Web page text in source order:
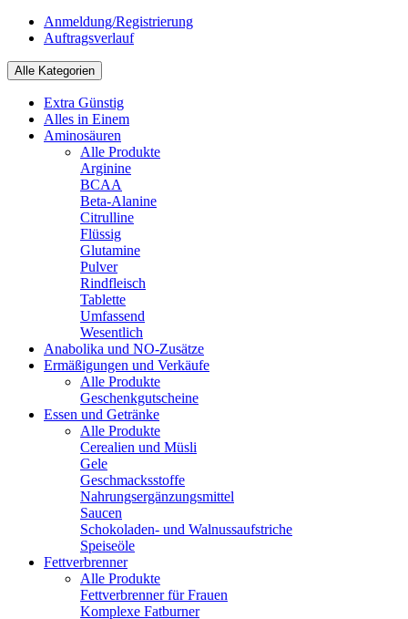
Anmeldung/Registrierung
Auftragsverlauf
Alle Kategorien
Extra Günstig
Alles in Einem
Aminosäuren
Alle Produkte
Arginine
BCAA
Beta-Alanine
Citrulline
Flüssig
Glutamine
Pulver
Rindfleisch
Tablette
Umfassend
Wesentlich
Anabolika und NO-Zusätze
Ermäßigungen und Verkäufe
Alle Produkte
Geschenkgutscheine
Essen und Getränke
Alle Produkte
Cerealien und Müsli
Gele
Geschmacksstoffe
Nahrungsergänzungsmittel
Saucen
Schokoladen- und Walnussaufstriche
Speiseöle
Fettverbrenner
Alle Produkte
Fettverbrenner für Frauen
Komplexe Fatburner